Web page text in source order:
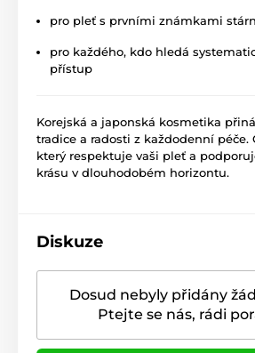
pro pleť s prvními známkami
pro každého, kdo hledá
přístup
Korejská a japonská kosmetika
tradice a radosti z každodenní péče.
který respektuje vaši pleť a
krásu v dlouhodobém horizontu.
Diskuze
Dosud nebyly přidány
Ptejte se nás, rádi